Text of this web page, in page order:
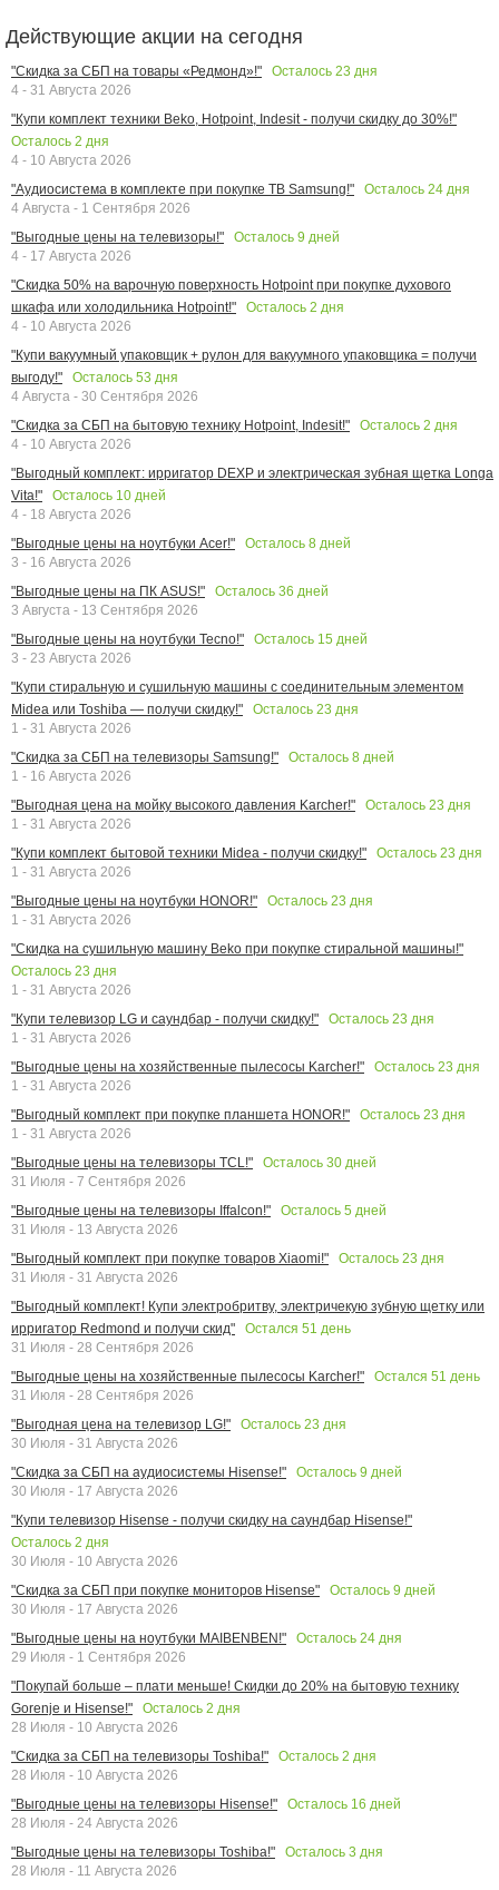
Действующие акции на сегодня
"Скидка за СБП на товары «Редмонд»!" Осталось 23 дня
4 - 31 Августа 2026
"Купи комплект техники Beko, Hotpoint, Indesit - получи скидку до 30%!"
Осталось 2 дня
4 - 10 Августа 2026
"Аудиосистема в комплекте при покупке ТВ Samsung!"
Осталось 24 дня
4 Августа - 1 Сентября 2026
"Выгодные цены на телевизоры!"
Осталось 9 дней
4 - 17 Августа 2026
"Скидка 50% на варочную поверхность Hotpoint при покупке духового
шкафа или холодильника Hotpoint!"
Осталось 2 дня
4 - 10 Августа 2026
"Купи вакуумный упаковщик + рулон для вакуумного упаковщика = получи
выгоду!"
Осталось 53 дня
4 Августа - 30 Сентября 2026
"Скидка за СБП на бытовую технику Hotpoint, Indesit!"
Осталось 2 дня
4 - 10 Августа 2026
"Выгодный комплект: ирригатор DEXP и электрическая зубная щетка Longa
Vita!"
Осталось 10 дней
4 - 18 Августа 2026
"Выгодные цены на ноутбуки Acer!"
Осталось 8 дней
3 - 16 Августа 2026
"Выгодные цены на ПК ASUS!"
Осталось 36 дней
3 Августа - 13 Сентября 2026
"Выгодные цены на ноутбуки Tecno!"
Осталось 15 дней
3 - 23 Августа 2026
"Купи стиральную и сушильную машины с соединительным элементом
Midea или Toshiba — получи скидку!"
Осталось 23 дня
1 - 31 Августа 2026
"Скидка за СБП на телевизоры Samsung!"
Осталось 8 дней
1 - 16 Августа 2026
"Выгодная цена на мойку высокого давления Karcher!"
Осталось 23 дня
1 - 31 Августа 2026
"Купи комплект бытовой техники Midea - получи скидку!"
Осталось 23 дня
1 - 31 Августа 2026
"Выгодные цены на ноутбуки HONOR!"
Осталось 23 дня
1 - 31 Августа 2026
"Скидка на сушильную машину Beko при покупке стиральной машины!"
Осталось 23 дня
1 - 31 Августа 2026
"Купи телевизор LG и саундбар - получи скидку!"
Осталось 23 дня
1 - 31 Августа 2026
"Выгодные цены на хозяйственные пылесосы Karcher!"
Осталось 23 дня
1 - 31 Августа 2026
"Выгодный комплект при покупке планшета HONOR!"
Осталось 23 дня
1 - 31 Августа 2026
"Выгодные цены на телевизоры TCL!"
Осталось 30 дней
31 Июля - 7 Сентября 2026
"Выгодные цены на телевизоры Iffalcon!"
Осталось 5 дней
31 Июля - 13 Августа 2026
"Выгодный комплект при покупке товаров Xiaomi!"
Осталось 23 дня
31 Июля - 31 Августа 2026
"Выгодный комплект! Купи электробритву, электричекую зубную щетку или
ирригатор Redmond и получи скид"
Остался 51 день
31 Июля - 28 Сентября 2026
"Выгодные цены на хозяйственные пылесосы Karcher!"
Остался 51 день
31 Июля - 28 Сентября 2026
"Выгодная цена на телевизор LG!"
Осталось 23 дня
30 Июля - 31 Августа 2026
"Скидка за СБП на аудиосистемы Hisense!"
Осталось 9 дней
30 Июля - 17 Августа 2026
"Купи телевизор Hisense - получи скидку на саундбар Hisense!"
Осталось 2 дня
30 Июля - 10 Августа 2026
"Скидка за СБП при покупке мониторов Hisense"
Осталось 9 дней
30 Июля - 17 Августа 2026
"Выгодные цены на ноутбуки MAIBENBEN!"
Осталось 24 дня
29 Июля - 1 Сентября 2026
"Покупай больше – плати меньше! Скидки до 20% на бытовую технику
Gorenje и Hisense!"
Осталось 2 дня
28 Июля - 10 Августа 2026
"Скидка за СБП на телевизоры Toshiba!"
Осталось 2 дня
28 Июля - 10 Августа 2026
"Выгодные цены на телевизоры Hisense!"
Осталось 16 дней
28 Июля - 24 Августа 2026
"Выгодные цены на телевизоры Toshiba!"
Осталось 3 дня
28 Июля - 11 Августа 2026